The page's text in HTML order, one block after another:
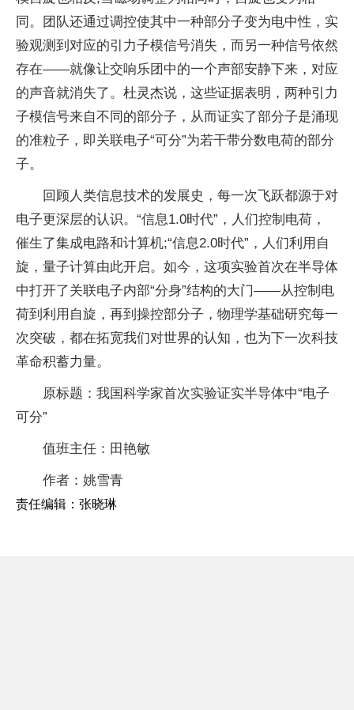
同。团队还通过调控使其中一种部分子变为电中性，实
验观测到对应的引力子模信号消失，而另一种信号依然
存在——就像让交响乐团中的一个声部安静下来，对应
的声音就消失了。杜灵杰说，这些证据表明，两种引力
子模信号来自不同的部分子，从而证实了部分子是涌现
的准粒子，即关联电子“可分”为若干带分数电荷的部分
子。
回顾人类信息技术的发展史，每一次飞跃都源于对
电子更深层的认识。“信息1.0时代”，人们控制电荷，
催生了集成电路和计算机;“信息2.0时代”，人们利用自
旋，量子计算由此开启。如今，这项实验首次在半导体
中打开了关联电子内部“分身”结构的大门——从控制电
荷到利用自旋，再到操控部分子，物理学基础研究每一
次突破，都在拓宽我们对世界的认知，也为下一次科技
革命积蓄力量。
原标题：我国科学家首次实验证实半导体中“电子
可分”
值班主任：田艳敏
作者：姚雪青
责任编辑：张晓琳